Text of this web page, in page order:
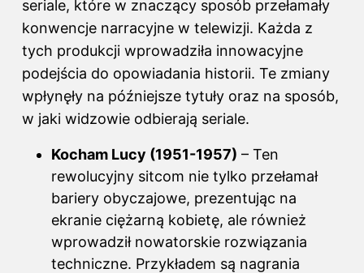
seriale, które w znaczący sposób przełamały
konwencje narracyjne w telewizji. Każda z
tych produkcji wprowadziła innowacyjne
podejścia do opowiadania historii. Te zmiany
wpłynęły na późniejsze tytuły oraz na sposób,
w jaki widzowie odbierają seriale.
Kocham Lucy (1951-1957) – Ten
rewolucyjny sitcom nie tylko przełamał
bariery obyczajowe, prezentując na
ekranie ciężarną kobietę, ale również
wprowadził nowatorskie rozwiązania
techniczne. Przykładem są nagrania